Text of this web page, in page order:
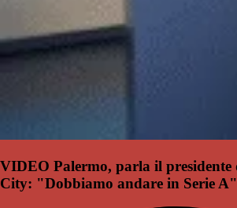
VIDEO Palermo, parla il presidente
City: "Dobbiamo andare in Serie A"